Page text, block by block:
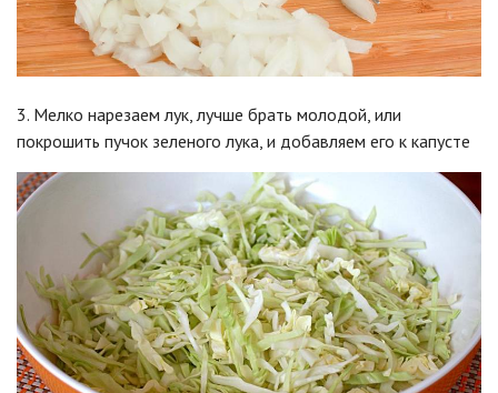
3. Мелко нарезаем лук, лучше брать молодой, или
покрошить пучок зеленого лука, и добавляем его к капусте